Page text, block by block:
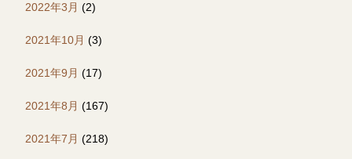
2022年3月 (2)
2021年10月 (3)
2021年9月 (17)
2021年8月 (167)
2021年7月 (218)